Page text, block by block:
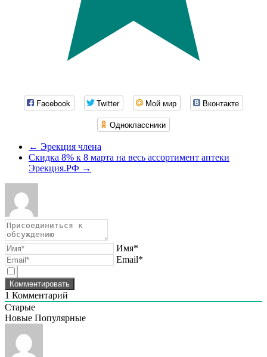
Facebook Twitter Мой мир
Вконтакте
Одноклассники
← Эрекция члена
Скидка 8% к 8 марта на весь ассортимент аптеки
Эрекция.РФ →
Имя*
Email*
1 Комментарий
Старые
Новые Популярные